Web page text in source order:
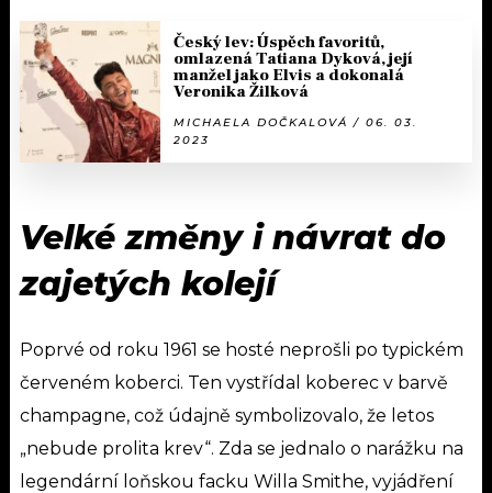
Český lev: Úspěch favoritů,
omlazená Tatiana Dyková, její
manžel jako Elvis a dokonalá
Veronika Žilková
MICHAELA DOČKALOVÁ / 06. 03.
2023
Velké změny i návrat do
zajetých kolejí
Poprvé od roku 1961 se hosté neprošli po typickém
červeném koberci. Ten vystřídal koberec v barvě
champagne, což údajně symbolizovalo, že letos
„nebude prolita krev“. Zda se jednalo o narážku na
legendární loňskou facku Willa Smithe, vyjádření